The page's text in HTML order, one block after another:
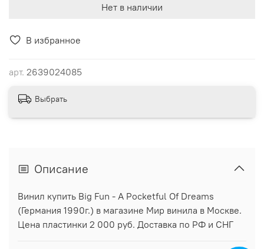
В избранное
арт. 2639024085
Нет в наличии
Выбрать
Описание
Винил купить Big Fun - A Pocketful Of Dreams
(Германия 1990г.) в магазине Мир винила в Москве.
Цена пластинки 2 000 руб. Доставка по РФ и СНГ